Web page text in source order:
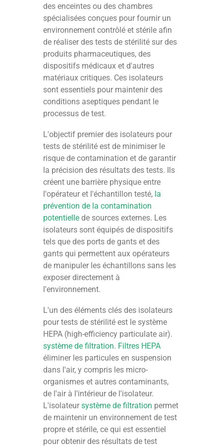
des enceintes ou des chambres
spécialisées conçues pour fournir un
environnement contrôlé et stérile afin
de réaliser des tests de stérilité sur des
produits pharmaceutiques, des
dispositifs médicaux et d'autres
matériaux critiques. Ces isolateurs
sont essentiels pour maintenir des
conditions aseptiques pendant le
processus de test.
L'objectif premier des isolateurs pour
tests de stérilité est de minimiser le
risque de contamination et de garantir
la précision des résultats des tests. Ils
créent une barrière physique entre
l'opérateur et l'échantillon testé, la
prévention de la contamination
potentielle de sources externes. Les
isolateurs sont équipés de dispositifs
tels que des ports de gants et des
gants qui permettent aux opérateurs
de manipuler les échantillons sans les
exposer directement à
l'environnement.
L'un des éléments clés des isolateurs
pour tests de stérilité est le système
HEPA (high-efficiency particulate air).
système de filtration. Filtres HEPA
éliminer les particules en suspension
dans l'air, y compris les micro-
organismes et autres contaminants,
de l'air à l'intérieur de l'isolateur.
L'isolateursystème de filtration permet
de maintenir un environnement de test
propre et stérile, ce qui est essentiel
pour obtenir des résultats de test